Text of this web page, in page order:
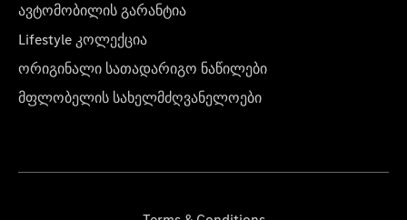
ავტომობილის გარანტია
Lifestyle კოლექცია
ორიგინალი სათადარიგო ნაწილები
მფლობელის სახელმძღვანელოები